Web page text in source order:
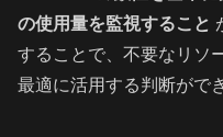
の使用量を監視すること
することで、不要なリソ
最適に活用する判断がで